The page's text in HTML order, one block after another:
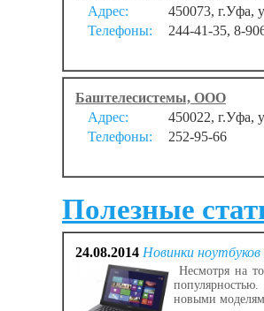
Адрес:
450073, г.Уфа,
Телефоны:
244-41-35, 8-
Баштелесистемы, ООО
Адрес:
450022, г.Уфа,
Телефоны:
252-95-66
Полезные
24.08.2014 Новинки
Несмотря на
новыми